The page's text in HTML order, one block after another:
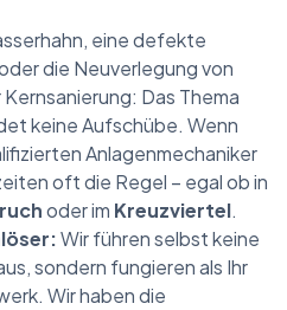
eine defekte
die Neuverlegung von
Das Thema
keine Aufschübe. Wenn
Anlagenmechaniker
oft die Regel – egal ob in
oder im Kreuzviertel.
Wir führen selbst keine
sondern fungieren als Ihr
Wir haben die